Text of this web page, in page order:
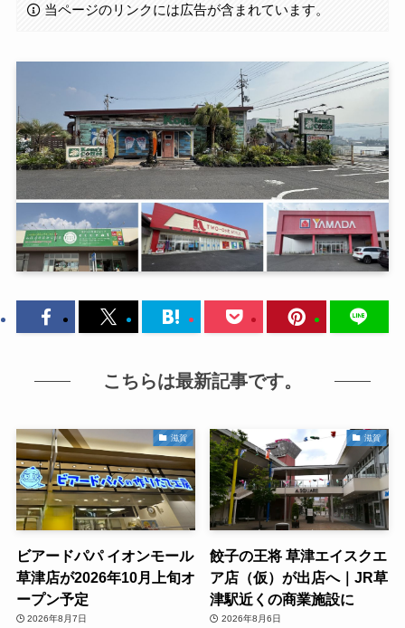
当ページのリンクには広告が含まれています。
こちらは最新記事です。
滋賀
ビアードパパ イオンモール
草津店が2026年10月上旬オ
ープン予定
2026年8月7日
滋賀
餃子の王将 草津エイスクエ
ア店（仮）が出店へ｜JR草
津駅近くの商業施設に
2026年8月6日